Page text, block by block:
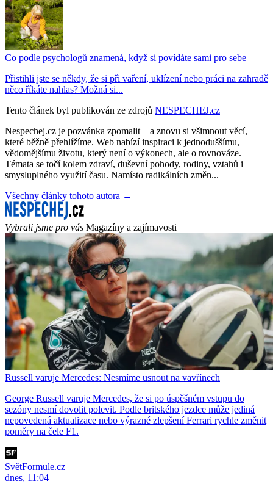
Co podle psychologů znamená, když si povídáte sami pro sebe
Přistihli jste se někdy, že si při vaření, uklízení nebo práci na zahradě
něco říkáte nahlas? Možná si...
Tento článek byl publikován ze zdrojů NESPECHEJ.cz
Nespechej.cz je pozvánka zpomalit – a znovu si všimnout věcí,
které běžně přehlížíme. Web nabízí inspiraci k jednoduššímu,
vědomějšímu životu, který není o výkonech, ale o rovnováze.
Témata se točí kolem zdraví, duševní pohody, rodiny, vztahů i
smysluplného využití času. Namísto radikálních změn...
Všechny články tohoto autora →
Vybrali jsme pro vás Magazíny a zajímavosti
Russell varuje Mercedes: Nesmíme usnout na vavřínech
George Russell varuje Mercedes, že si po úspěšném vstupu do
sezóny nesmí dovolit polevit. Podle britského jezdce může jediná
nepovedená aktualizace nebo výrazné zlepšení Ferrari rychle změnit
poměry na čele F1.
SvětFormule.cz
dnes, 11:04